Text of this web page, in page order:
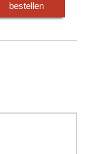
bestellen